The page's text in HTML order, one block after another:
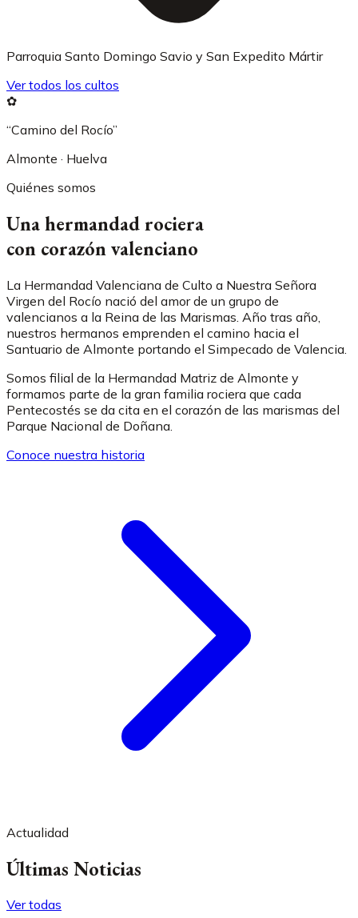
Parroquia Santo Domingo Savio y San Expedito Mártir
Ver todos los cultos
✿
“Camino del Rocío”
Almonte · Huelva
Quiénes somos
Una hermandad rociera
con corazón valenciano
La Hermandad Valenciana de Culto a Nuestra Señora
Virgen del Rocío nació del amor de un grupo de
valencianos a la Reina de las Marismas. Año tras año,
nuestros hermanos emprenden el camino hacia el
Santuario de Almonte portando el Simpecado de Valencia.
Somos filial de la Hermandad Matriz de Almonte y
formamos parte de la gran familia rociera que cada
Pentecostés se da cita en el corazón de las marismas del
Parque Nacional de Doñana.
Conoce nuestra historia
Actualidad
Últimas Noticias
Ver todas